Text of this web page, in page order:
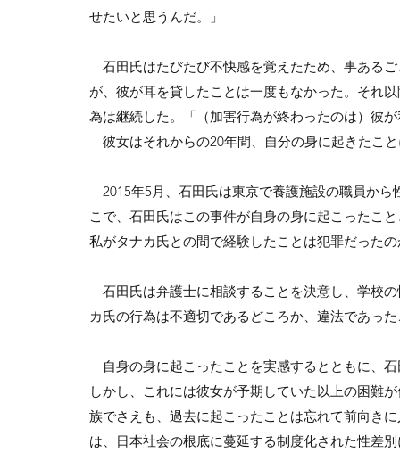
せたいと思うんだ。」
石田氏はたびたび不快感を覚えたため、事ある
が、彼が耳を貸したことは一度もなかった。それ
為は継続した。「（加害行為が終わったのは）彼
彼女はそれからの20年間、自分の身に起きたこ
2015年5月、石田氏は東京で養護施設の職員か
こで、石田氏はこの事件が自身の身に起こったこ
私がタナカ氏との間で経験したことは犯罪だった
石田氏は弁護士に相談することを決意し、学校
カ氏の行為は不適切であるどころか、違法であっ
自身の身に起こったことを実感するとともに、
しかし、これには彼女が予期していた以上の困難
族でさえも、過去に起こったことは忘れて前向き
は、日本社会の根底に蔓延する制度化された性差